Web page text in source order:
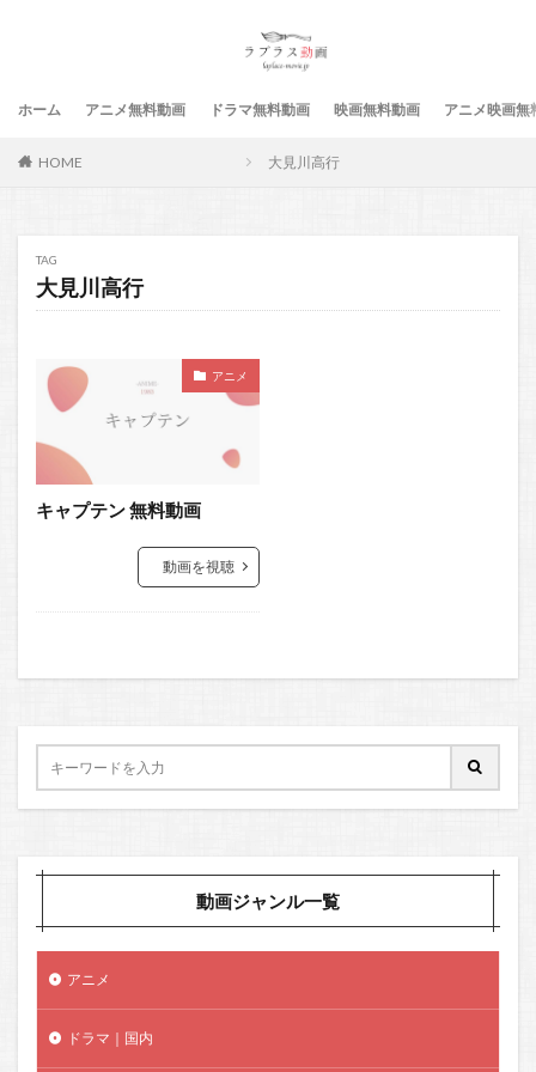
ホーム アニメ無料動画 ドラマ無料動画 映画無料動画 アニメ映画無
HOME 大見川高行
TAG
大見川高行
アニメ
キャプテン 無料動画
動画を視聴
動画ジャンル一覧
アニメ
ドラマ｜国内